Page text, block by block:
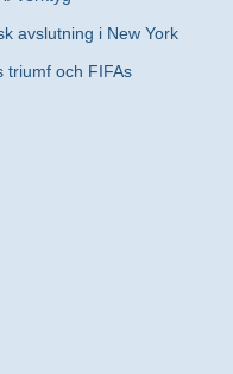
avslutning i New York
triumf och FIFAs